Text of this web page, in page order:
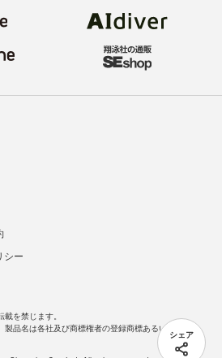
シェア
シー
を禁じます。
製品名は各社及び商標権者の登録商標あるいは商標で